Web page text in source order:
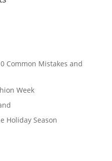
Common Mistakes and
Week
Holiday Season